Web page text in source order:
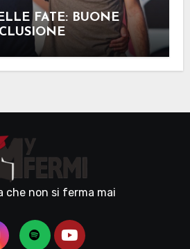
FATE: BUONE
che non si ferma mai